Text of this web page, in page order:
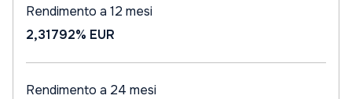
Rendimento a 12 mesi
2,31792% EUR
Rendimento a 24 mesi